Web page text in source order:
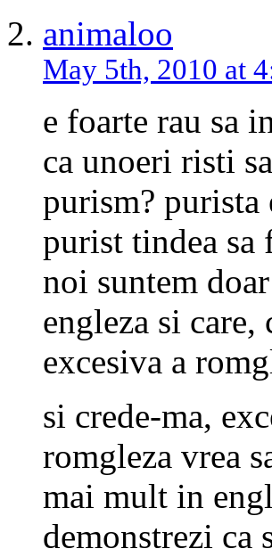
animaloo
May 5th, 2010 at
e foarte rau sa
ca unoeri risti
purism? purista
purist tindea sa
noi suntem
engleza si care,
excesiva a
si crede-ma,
romgleza vrea
mai mult in
demonstrezi ca